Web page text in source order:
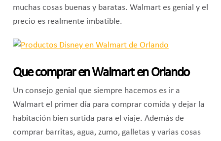
muchas cosas buenas y baratas. Walmart es genial y el
precio es realmente imbatible.
Que comprar en Walmart en Orlando
Un consejo genial que siempre hacemos es ir a
Walmart el primer día para comprar comida y dejar la
habitación bien surtida para el viaje. Además de
comprar barritas, agua, zumo, galletas y varias cosas